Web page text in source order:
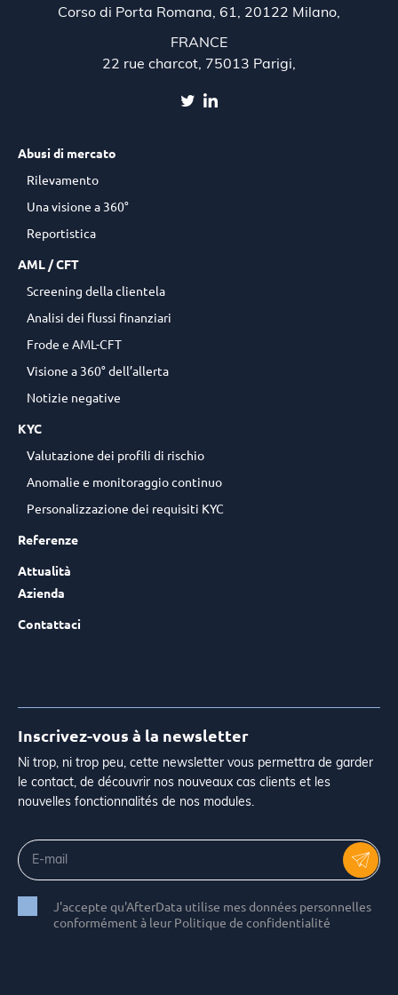
Corso di Porta Romana, 61, 20122 Milano,
FRANCE
22 rue charcot, 75013 Parigi,
Abusi di mercato
Rilevamento
Una visione a 360°
Reportistica
AML / CFT
Screening della clientela
Analisi dei flussi finanziari
Frode e AML-CFT
Visione a 360° dell’allerta
Notizie negative
KYC
Valutazione dei profili di rischio
Anomalie e monitoraggio continuo
Personalizzazione dei requisiti KYC
Referenze
Attualità
Azienda
Contattaci
Inscrivez-vous à la newsletter
Ni trop, ni trop peu, cette newsletter vous permettra de garder
le contact, de découvrir nos nouveaux cas clients et les
nouvelles fonctionnalités de nos modules.
J'accepte qu'AfterData utilise mes données personnelles
conformément à leur Politique de confidentialité